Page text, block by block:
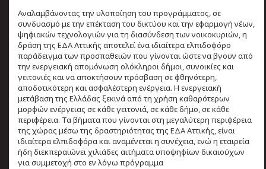
Αναλαμβάνοντας την υλοποίηση του προγράμματος, σε
συνδυασμό με την επέκταση του δικτύου και την εφαρμογή νέων,
ψηφιακών τεχνολογιών για τη διασύνδεση των νοικοκυριών, η
δράση της ΕΔΑ Αττικής αποτελεί ένα ιδιαίτερα ελπιδοφόρο
παράδειγμα των προσπαθειών που γίνονται ώστε να βγουν από
την ενεργειακή απομόνωση ολόκληροι δήμοι, συνοικίες και
γειτονιές και να αποκτήσουν πρόσβαση σε φθηνότερη,
αποδοτικότερη και ασφαλέστερη ενέργεια. Η ενεργειακή
μετάβαση της Ελλάδας ξεκινά από τη χρήση καθαρότερων
μορφών ενέργειας σε κάθε γειτονιά, σε κάθε δήμο, σε κάθε
περιφέρεια. Τα βήματα που γίνονται στη μεγαλύτερη περιφέρεια
της χώρας μέσω της δραστηριότητας της ΕΔΑ Αττικής, είναι
ιδιαίτερα ελπιδοφόρα και αναμένεται η συνέχεια, ενώ η εταιρεία
ήδη διεκπεραιώνει χιλιάδες αιτήματα υποψηφίων δικαιούχων
για συμμετοχή στο εν λόγω πρόγραμμα